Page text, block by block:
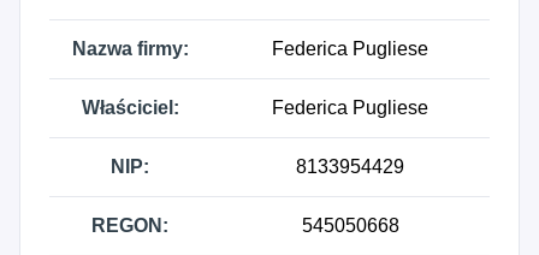
Nazwa firmy: Federica Pugliese
Właściciel: Federica Pugliese
NIP: 8133954429
REGON: 545050668